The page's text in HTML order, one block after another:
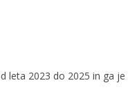
leta 2023 do 2025 in ga